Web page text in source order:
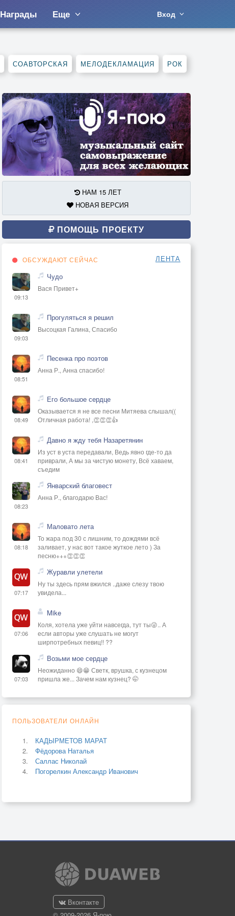
Награды Еще Вход
СОАВТОРСКАЯ МЕЛОДЕКЛАМАЦИЯ РОК
НАМ 15 ЛЕТ
НОВАЯ ВЕРСИЯ
ПОМОЩЬ ПРОЕКТУ
ОБСУЖДАЮТ СЕЙЧАС ЛЕНТА
09:13
Чудо
Вася Привет+
09:03
Прогуляться я решил
Высоцкая Галина, Спасибо
08:51
Песенка про поэтов
Анна Р., Анна спасибо!
08:49
Его большое сердце
Оказывается я не все песни Митяева слышал((
Отличная работа! ,👏👏👏👍
08:41
Давно я жду тебя Назаретянин
Из уст в уста передавали, Ведь явно где-то да
приврали, А мы за чистую монету, Всё хаваем,
съедим
08:23
Январский благовест
Анна Р., благодарю Вас!
08:18
Маловато лета
То жара под 30 с лишним, то дождями всё
заливает, у нас вот такое жуткое лето ) За
песню+++👏👏👏
07:17
Журавли улетели
Ну ты здесь прям вжился ..даже слезу твою
увидела...
07:06
Mike
Коля, хотела уже уйти навсегда, тут ты😜.. А
если авторы уже слушать не могут
ширпотребных певиц!! ??
07:03
Возьми мое сердце
Неожиданно 😄😁 Светк, врушка, с кузнецом
пришла же... Зачем нам кузнец? 🤭
ПОЛЬЗОВАТЕЛИ ОНЛАЙН
КАДЫРМЕТОВ МАРАТ
Фёдорова Наталья
Саллас Николай
Погорелкин Александр Иванович
Вконтакте